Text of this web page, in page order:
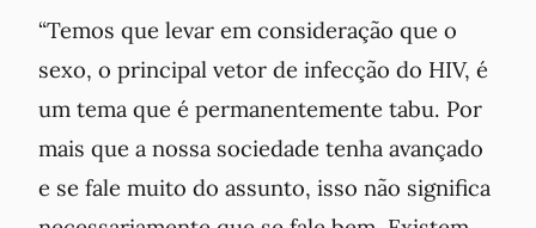
“Temos que levar em consideração que o
sexo, o principal vetor de infecção do HIV, é
um tema que é permanentemente tabu. Por
mais que a nossa sociedade tenha avançado
e se fale muito do assunto, isso não significa